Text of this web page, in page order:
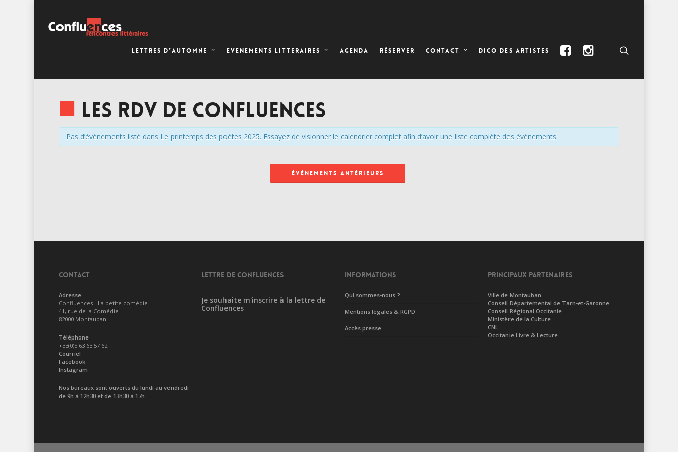
LETTRES D’AUTOMNE EVENEMENTS LITTERAIRES AGENDA RÉSERVER CONTACT DICO DES ARTISTES
Les RDV de Confluences
Pas d’évènements listé dans Le printemps des poètes 2025. Essayez de visionner le calendrier complet afin d’avoir une liste complète des évènements.
ÉVÈNEMENTS ANTÉRIEURS
CONTACT
Adresse
Confluences - La petite comédie
41, rue de la Comédie
82000 Montauban
Téléphone
+33(0)5 63 63 57 62
Courriel
Facebook
Instagram
Nos bureaux sont ouverts du lundi au vendredi
de 9h à 12h30 et de 13h30 à 17h
LETTRE DE CONFLUENCES
Je souhaite m'inscrire à la lettre de
Confluences
INFORMATIONS
Qui sommes-nous ?
Mentions légales & RGPD
Accès presse
PRINCIPAUX PARTENAIRES
Ville de Montauban
Conseil Départemental de Tarn-et-Garonne
Conseil Régional Occitanie
Ministère de la Culture
CNL
Occitanie Livre & Lecture